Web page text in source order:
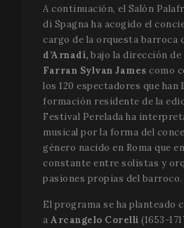
A continuación, el Salón
di Spagna ha acogido el
cargo de la orquesta barroca
d’Arnadí, bajo la dirección de
Farran Sylvan James como
los 120 espectadores que han
formación residente de la
Festival Perelada ha
musical por la forma del
género nacido en Roma que
constante entre solistas y
pasiones propias del barroco.
El programa se ha planteado
a Arcangelo Corelli (1653-